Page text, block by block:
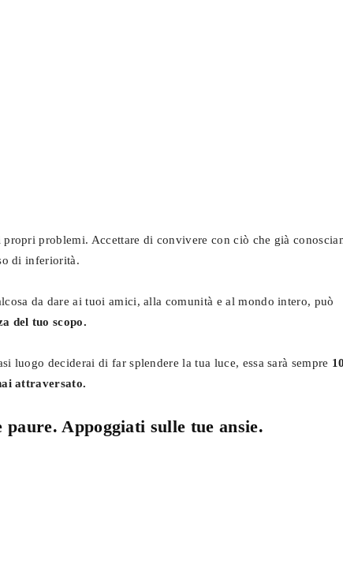
problemi. Accettare di convivere con ciò che già
di inferiorità.
da dare ai tuoi amici, alla comunità e al mondo intero, può
del tuo scopo.
luogo deciderai di far splendere la tua luce, essa sarà sempre 10
attraversato.
Appoggiati sulle tue ansie.